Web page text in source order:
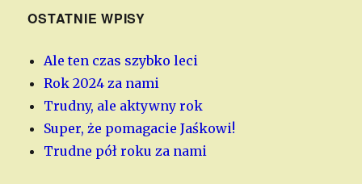
OSTATNIE WPISY
Ale ten czas szybko leci
Rok 2024 za nami
Trudny, ale aktywny rok
Super, że pomagacie Jaśkowi!
Trudne pół roku za nami